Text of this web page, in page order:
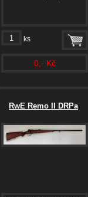
ks
0,- Kč
RwE Remo II DRPa